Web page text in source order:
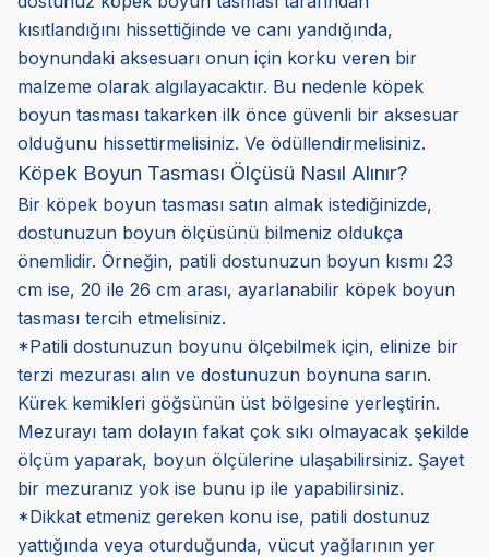
kısıtlandığını hissettiğinde ve canı yandığında,
boynundaki aksesuarı onun için korku veren bir
malzeme olarak algılayacaktır. Bu nedenle köpek
boyun tasması takarken ilk önce güvenli bir aksesuar
olduğunu hissettirmelisiniz. Ve ödüllendirmelisiniz.
Köpek Boyun Tasması Ölçüsü Nasıl Alınır?
Bir köpek boyun tasması satın almak istediğinizde,
dostunuzun boyun ölçüsünü bilmeniz oldukça
önemlidir. Örneğin, patili dostunuzun boyun kısmı 23
cm ise, 20 ile 26 cm arası, ayarlanabilir köpek boyun
tasması tercih etmelisiniz.
*Patili dostunuzun boyunu ölçebilmek için, elinize bir
terzi mezurası alın ve dostunuzun boynuna sarın.
Kürek kemikleri göğsünün üst bölgesine yerleştirin.
Mezurayı tam dolayın fakat çok sıkı olmayacak şekilde
ölçüm yaparak, boyun ölçülerine ulaşabilirsiniz. Şayet
bir mezuranız yok ise bunu ip ile yapabilirsiniz.
*Dikkat etmeniz gereken konu ise, patili dostunuz
yattığında veya oturduğunda, vücut yağlarının yer